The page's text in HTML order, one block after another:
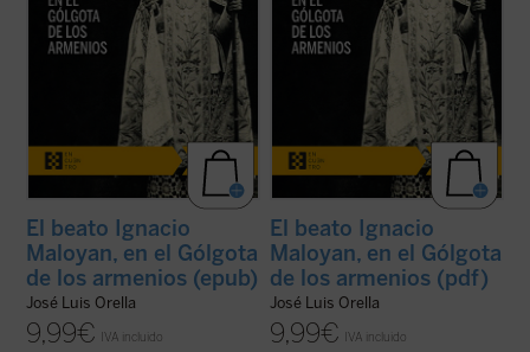
El beato Ignacio
Maloyan, en el Gólgota
de los armenios (epub)
José Luis Orella
9,99€ IVA incluido
El beato Ignacio
Maloyan, en el Gólgota
de los armenios (pdf)
José Luis Orella
9,99€ IVA incluido